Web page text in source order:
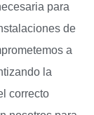
para
de
a
la
correcto